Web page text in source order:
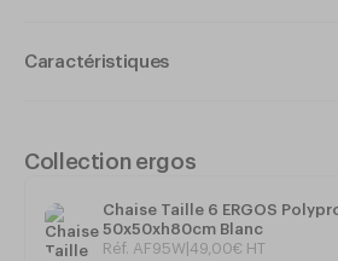
Caractéristiques
Intérieur et extérieur
Monobloc - Très résistant
Très stable et de grande sécurité
Système antibasculement
Collection ergos
Chaise Taille 6 ERGOS
50x50xh80cm Blanc
Réf. AF95W 49 00€ HT